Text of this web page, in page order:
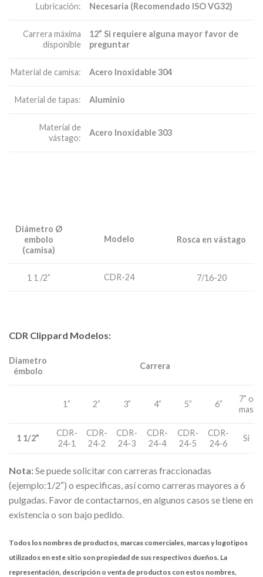
Lubricación: Necesaria (Recomendado ISO VG32)
Carrera máxima
disponible
12” Si requiere alguna mayor favor de
preguntar
Material de camisa: Acero Inoxidable 304
Material de tapas: Aluminio
Material de
vástago:
Acero Inoxidable 303
Diámetro Ø
embolo
(camisa)
Modelo Rosca en vástago
1 1 /2” CDR-24 7/16-20
CDR Clippard Modelos:
Diametro
émbolo
Carrera
1” 2” 3” 4” 5” 6”
7” o
mas
1 1/2”
CDR-
24-1
CDR-
24-2
CDR-
24-3
CDR-
24-4
CDR-
24-5
CDR-
24-6
Si
Nota:Se puede solicitar con carreras fraccionadas
(ejemplo:1/2″) o especificas, así como carreras mayores a 6
pulgadas. Favor de contactarnos, en algunos casos se tiene en
existencia o son bajo pedido.
Todos los nombres de productos, marcas comerciales, marcas y logotipos
utilizados en este sitio son propiedad de sus respectivos dueños. La
representación, descripción o venta de productos con estos nombres,